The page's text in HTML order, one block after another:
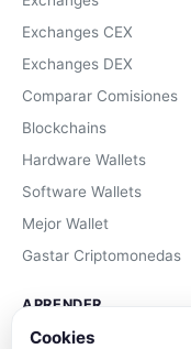
Exchanges CEX
Exchanges DEX
Comparar Comisiones
Blockchains
Hardware Wallets
Software Wallets
Mejor Wallet
Gastar Criptomonedas
APRENDER
Qué son las Criptos
Cookies